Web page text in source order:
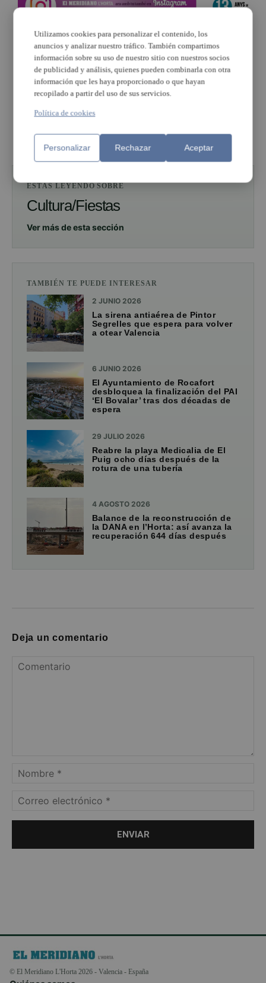
PUBLICIDAD
ESTÁS LEYENDO SOBRE
Cultura/Fiestas
Ver más de esta sección
TAMBIÉN TE PUEDE INTERESAR
2 JUNIO 2026
La sirena antiaérea de Pintor
Segrelles que espera para volver
a otear Valencia
6 JUNIO 2026
El Ayuntamiento de Rocafort
desbloquea la finalización del PAI
‘El Bovalar’ tras dos décadas de
espera
29 JULIO 2026
Reabre la playa Medicalia de El
Puig ocho días después de la
rotura de una tubería
4 AGOSTO 2026
Balance de la reconstrucción de
la DANA en l’Horta: así avanza la
recuperación 644 días después
Deja un comentario
© El Meridiano L'Horta 2026 - Valencia - España
Utilizamos cookies para personalizar el contenido, los
anuncios y analizar nuestro tráfico. También compartimos
información sobre su uso de nuestro sitio con nuestros socios
de publicidad y análisis, quienes pueden combinarla con otra
información que les haya proporcionado o que hayan
recopilado a partir del uso de sus servicios.
Política de cookies
Personalizar Rechazar Aceptar